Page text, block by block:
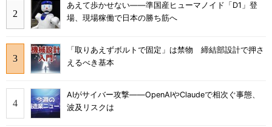
あえて歩かせない――準国産ヒューマノイド「D1」登
場、現場稼働で日本の勝ち筋へ
「取りあえずボルトで固定」は禁物 締結部設計で押さ
えるべき基本
AIがサイバー攻撃――OpenAIやClaudeで相次ぐ事態、
波及リスクは